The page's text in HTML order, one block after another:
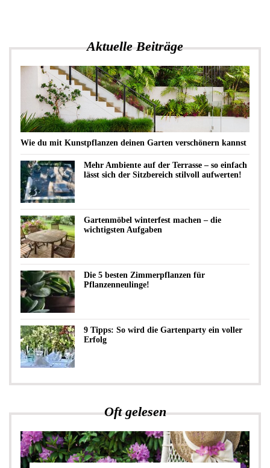
Aktuelle Beiträge
Wie du mit Kunstpflanzen deinen Garten verschönern kannst
Mehr Ambiente auf der Terrasse – so einfach
lässt sich der Sitzbereich stilvoll aufwerten!
Gartenmöbel winterfest machen – die
wichtigsten Aufgaben
Die 5 besten Zimmerpflanzen für
Pflanzenneulinge!
9 Tipps: So wird die Gartenparty ein voller
Erfolg
Oft gelesen